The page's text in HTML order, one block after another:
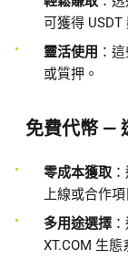
可獲得 USDT
靈活使用 ：
或質押。
免費代幣 —
零成本獲取
上線或合作項
多用途選擇
XT.COM 生態